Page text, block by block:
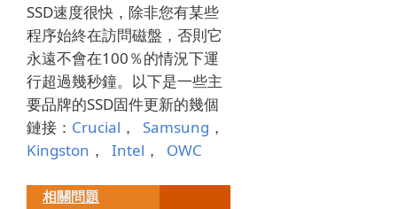
SSD速度很快，除非您有某些
程序始終在訪問磁盤，否則它
永遠不會在100％的情況下運
行超過幾秒鐘。 以下是一些主
要品牌的SSD固件更新的幾個
鏈接： Crucial ， Samsung ，
Kingston ， Intel ， OWC
相關問題